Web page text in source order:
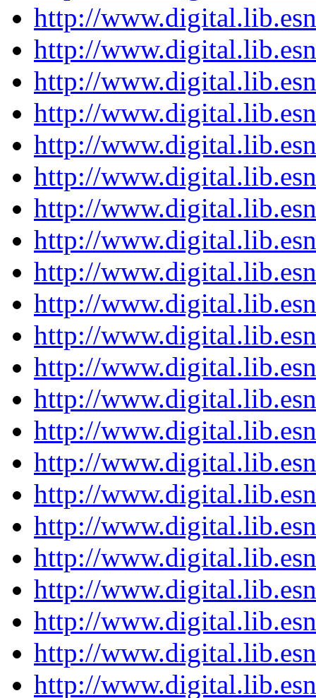
http://
http://
http://
http://
http://
http://
http://
http://
http://
http://
http://
http://
http://
http://
http://
http://
http://
http://
http://
http://
http://
http://